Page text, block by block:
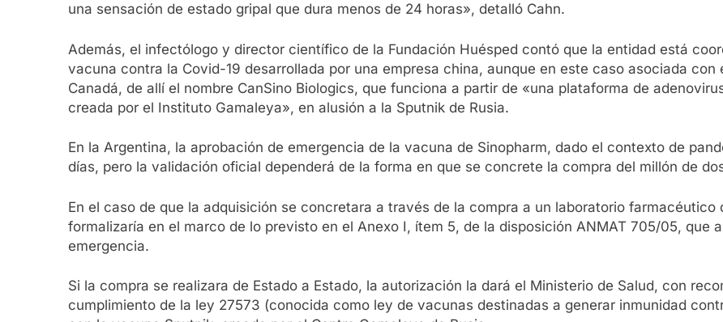
una sensación de estado gripal que dura menos de 24 horas», detalló Cahn.
Además, el infectólogo y director científico de la Fundación Huésped contó que la entidad está
vacuna contra la Covid-19 desarrollada por una empresa china, aunque en este caso asociada
Canadá, de allí el nombre CanSino Biologics, que funciona a partir de «una plataforma de
creada por el Instituto Gamaleya», en alusión a la Sputnik de Rusia.
En la Argentina, la aprobación de emergencia de la vacuna de Sinopharm, dado el contexto de
días, pero la validación oficial dependerá de la forma en que se concrete la compra del millón de
En el caso de que la adquisición se concretara a través de la compra a un laboratorio
formalizaría en el marco de lo previsto en el Anexo I, ítem 5, de la disposición ANMAT 705/05, que
emergencia.
Si la compra se realizara de Estado a Estado, la autorización la dará el Ministerio de Salud, con
cumplimiento de la ley 27573 (conocida como ley de vacunas destinadas a generar inmunidad